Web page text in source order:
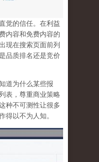
觉的信任。在利益
内容和免费内容的
现在搜索页面前列
品质排名还是竞价
道为什么某些报
表，尊重商业策略
种不可测性让很多
得以不为人知。